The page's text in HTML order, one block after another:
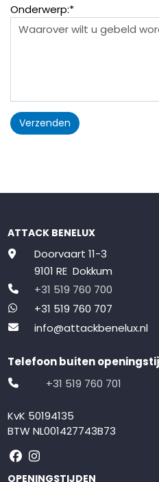
Onderwerp:*
Verzenden
ATTACK BENELUX
Doorvaart 11-3
9101 RE Dokkum
+31 519 760 700
+31 519 760 707
info@attackbenelux.nl
Telefoon buiten
+31 519 760 701
KvK 50194135
BTW NL001427743B73
Volg ons op Facebook
Volg ons op Instagram
OPENINGSTIJDEN